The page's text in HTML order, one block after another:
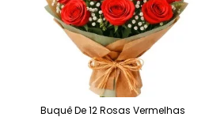
Buquê De 12 Rosas Vermelhas